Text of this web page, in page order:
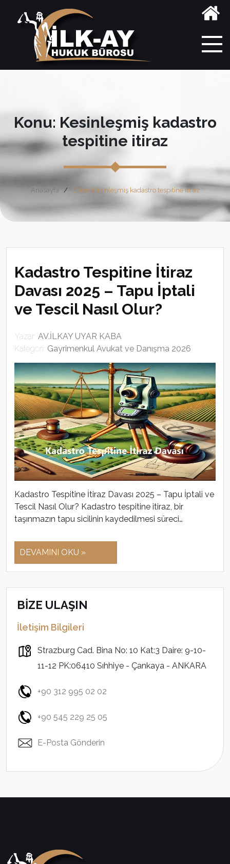
Konu: Kesinleşmiş kadastro
tespitine itiraz
Anasayfa Etiket: Kesinleşmiş kadastro tespitine itiraz
Kadastro Tespitine İtiraz
Davası 2025 – Tapu İptali
ve Tescil Nasıl Olur?
Yazar: AV.İLKAY UYAR KABA
Kategori: Gayrimenkul Avukat ve Danışma 2026
Kadastro Tespitine İtiraz Davası 2025 – Tapu İptali ve
Tescil Nasıl Olur? Kadastro tespitine itiraz, bir
taşınmazın tapu sicilinin kaydedilmesi süreci…
DEVAMINI OKU »
BİZE ULAŞIN
İletişim Bilgileri
Strazburg Cad. Bina No: 10 Kat:3 Daire: 9-10-
11-12 PK:06410 Sıhhiye - Çankaya - ANKARA
+90 312 995 02 02
+90 545 229 25 05
E-Posta Gönderin